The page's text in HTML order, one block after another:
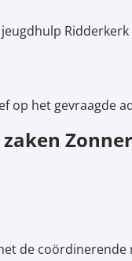
op het gevraagde
de coördinerende